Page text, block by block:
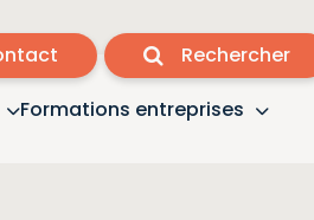
Rechercher
Formations entreprises